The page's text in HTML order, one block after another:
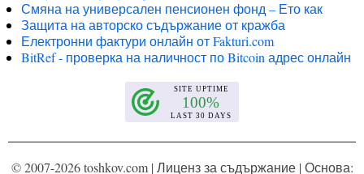
Смяна на универсален пенсионен фонд – Ето как
Защита на авторско съдържание от кражба
Електронни фактури онлайн от Fakturi.com
BitRef - проверка на наличност по Bitcoin адрес онлайн
© 2007-2026 toshkov.com | Лиценз за съдържание| Основа: